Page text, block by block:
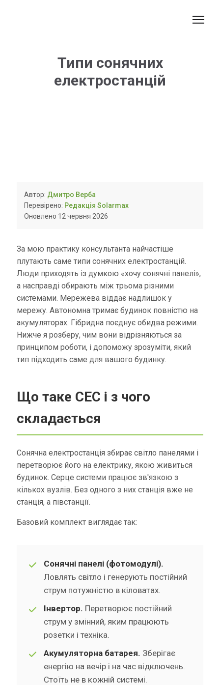
Типи сонячних
електростанцій
Автор: Дмитро Верба
Перевірено: Редакція Solarmax
Оновлено 12 червня 2026
За мою практику консультанта найчастіше
плутають саме типи сонячних електростанцій.
Люди приходять із думкою «хочу сонячні панелі»,
а насправді обирають між трьома різними
системами. Мережева віддає надлишок у
мережу. Автономна тримає будинок повністю на
акумуляторах. Гібридна поєднує обидва режими.
Нижче я розберу, чим вони відрізняються за
принципом роботи, і допоможу зрозуміти, який
тип підходить саме для вашого будинку.
Що таке СЕС і з чого
складається
Сонячна електростанція збирає світло панелями і
перетворює його на електрику, якою живиться
будинок. Серце системи працює зв'язкою з
кількох вузлів. Без одного з них станція вже не
станція, а півстанції.
Базовий комплект виглядає так:
Сонячні панелі (фотомодулі).
Ловлять світло і генерують постійний
струм потужністю в кіловатах.
Інвертор. Перетворює постійний
струм у змінний, яким працюють
розетки і техніка.
Акумуляторна батарея. Зберігає
енергію на вечір і на час відключень.
Стоїть не в кожній системі.